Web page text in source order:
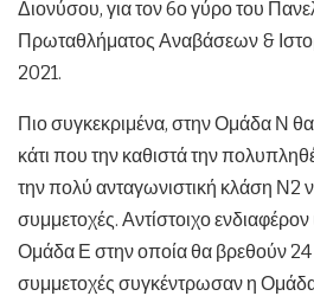
Διονύσου, για τον 6ο γύρο του
Πρωταθλήματος Αναβάσεων &
2021.
Πιο συγκεκριμένα, στην Ομάδα Ν
κάτι που την καθιστά την
την πολύ ανταγωνιστική κλάση Ν2
συμμετοχές. Αντίστοιχο ενδιαφέρον
Ομάδα Ε στην οποία θα βρεθούν 24
συμμετοχές συγκέντρωσαν η